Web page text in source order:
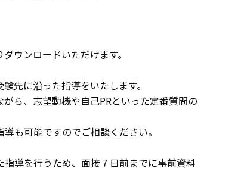
ウンロードいただけます。
先に沿った指導をいたします。
ら、志望動機や自己PRといった定番質問の
も可能ですのでご相談ください。
導を行うため、面接７日前までに事前資料